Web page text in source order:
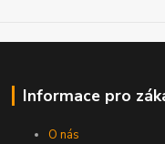
Informace pro
O nás